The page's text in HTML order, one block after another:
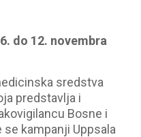
do 12. novembra
sredstva
predstavlja i
Bosne i
kampanji Uppsala